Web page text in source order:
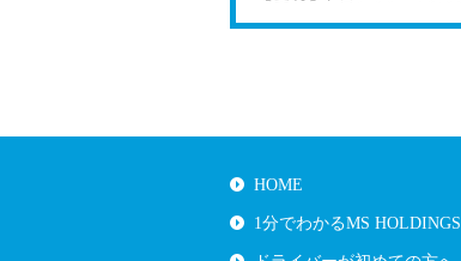
HOME
1分でわかるMS HOLDINGS